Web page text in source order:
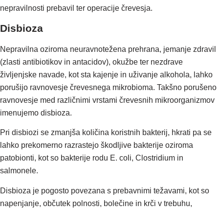
nepravilnosti prebavil ter operacije črevesja.
Disbioza
Nepravilna oziroma neuravnotežena prehrana, jemanje zdravil
(zlasti antibiotikov in antacidov), okužbe ter nezdrave
življenjske navade, kot sta kajenje in uživanje alkohola, lahko
porušijo ravnovesje črevesnega mikrobioma. Takšno porušeno
ravnovesje med različnimi vrstami črevesnih mikroorganizmov
imenujemo disbioza.
Pri disbiozi se zmanjša količina koristnih bakterij, hkrati pa se
lahko prekomerno razrastejo škodljive bakterije oziroma
patobionti, kot so bakterije rodu E. coli, Clostridium in
salmonele.
Disbioza je pogosto povezana s prebavnimi težavami, kot so
napenjanje, občutek polnosti, bolečine in krči v trebuhu,